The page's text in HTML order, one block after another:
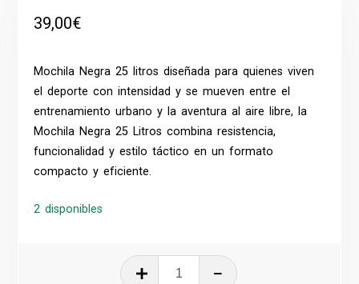
39,00€
Mochila Negra 25 litros diseñada para quienes viven
el deporte con intensidad y se mueven entre el
entrenamiento urbano y la aventura al aire libre, la
Mochila Negra 25 Litros combina resistencia,
funcionalidad y estilo táctico en un formato
compacto y eficiente.
2 disponibles
MOCHILA